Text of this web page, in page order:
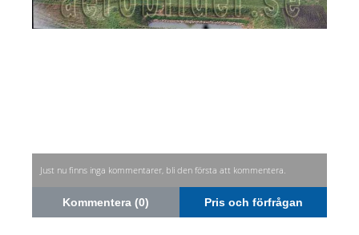
Just nu finns inga kommentarer, bli den första att kommentera.
Kommentera (0) Pris och förfrågan